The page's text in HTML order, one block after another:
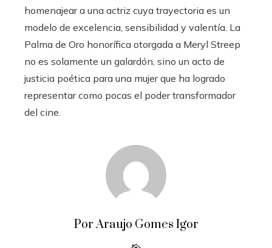
homenajear a una actriz cuya trayectoria es un
modelo de excelencia, sensibilidad y valentía. La
Palma de Oro honorífica otorgada a Meryl Streep
no es solamente un galardón, sino un acto de
justicia poética para una mujer que ha logrado
representar como pocas el poder transformador
del cine.
Por Araujo Gomes Igor